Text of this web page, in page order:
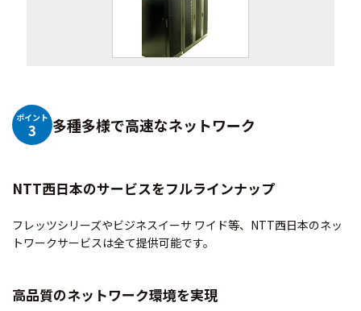
ポイント
3 多種多様で高速なネットワーク
NTT西日本のサービスをフルラインナップ
フレッツシリーズやビジネスイーサ ワイド等、NTT西日本のネッ
トワークサービスは全て提供可能です。
高品質のネットワーク環境を実現